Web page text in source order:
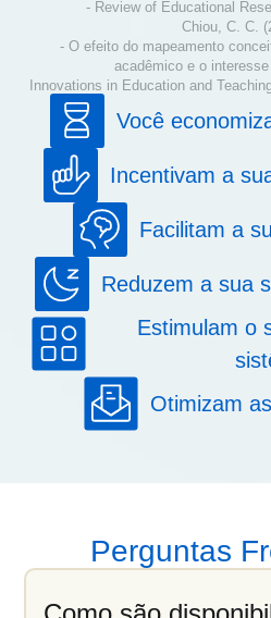
- Review of Educational
Chiou, C. C.
- O efeito do mapeamento
acadêmico e o
Innovations in Education and
Você
Incentivam a
Facilitam a
Reduzem a sua
Estimulam o
Otimizam
Perguntas